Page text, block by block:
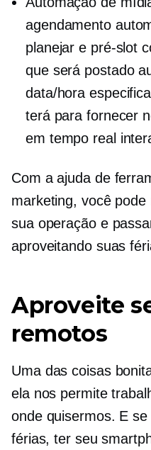
agendamento
planejar e pré-slot
que será postado
data/hora
terá para fornecer
em tempo real
Com a ajuda de
marketing, você
sua operação e
aproveitando suas
Aproveite
remotos
Uma das coisas
ela nos permite
onde quisermos. E
férias, ter seu